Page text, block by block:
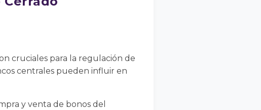
cruciales para la regulación de
centrales pueden influir en
y venta de bonos del